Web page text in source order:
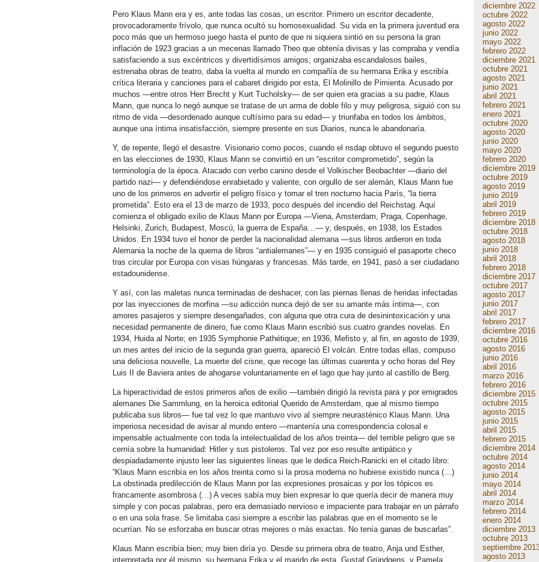
Pero Klaus Mann era y es, ante todas las cosas, un escritor. Primero un escritor decadente,
provocadoramente frívolo, que nunca ocultó su homosexualidad. Su vida en la primera juventud era
poco más que un hermoso juego hasta el punto de que ni siquiera sintió en su persona la gran
inflación de 1923 gracias a un mecenas llamado Theo que obtenía divisas y las compraba y vendía
satisfaciendo a sus excéntricos y divertidísimos amigos; organizaba escandalosos bailes,
estrenaba obras de teatro, daba la vuelta al mundo en compañía de su hermana Erika y escribía
crítica literaria y canciones para el cabaret dirigido por esta, El Molinillo de Pimienta. Acusado por
muchos —entre otros Herr Brecht y Kurt Tucholsky— de ser quien era gracias a su padre, Klaus
Mann, que nunca lo negó aunque se tratase de un arma de doble filo y muy peligrosa, siguió con su
ritmo de vida —desordenado aunque cultísimo para su edad— y triunfaba en todos los ámbitos,
aunque una íntima insatisfacción, siempre presente en sus Diarios, nunca le abandonaría.
Y, de repente, llegó el desastre. Visionario como pocos, cuando el nsdap obtuvo el segundo puesto
en las elecciones de 1930, Klaus Mann se convirtió en un “escritor comprometido”, según la
terminología de la época. Atacado con verbo canino desde el Volkischer Beobachter —diario del
partido nazi— y defendiéndose enrabietado y valiente, con orgullo de ser alemán, Klaus Mann fue
uno de los primeros en advertir el peligro físico y tomar el tren nocturno hacia París, “la tierra
prometida”. Esto era el 13 de marzo de 1933, poco después del incendio del Reichstag. Aquí
comienza el obligado exilio de Klaus Mann por Europa —Viena, Amsterdam, Praga, Copenhage,
Helsinki, Zurich, Budapest, Moscú, la guerra de España…— y, después, en 1938, los Estados
Unidos. En 1934 tuvo el honor de perder la nacionalidad alemana —sus libros ardieron en toda
Alemania la noche de la quema de libros “antialemanes”— y en 1935 consiguió el pasaporte checo
tras circular por Europa con visas húngaras y francesas. Más tarde, en 1941, pasó a ser ciudadano
estadounidense.
Y así, con las maletas nunca terminadas de deshacer, con las piernas llenas de heridas infectadas
por las inyecciones de morfina —su adicción nunca dejó de ser su amante más íntima—, con
amores pasajeros y siempre desengañados, con alguna que otra cura de desinintoxicación y una
necesidad permanente de dinero, fue como Klaus Mann escribió sus cuatro grandes novelas. En
1934, Huida al Norte; en 1935 Symphonie Pathétique; en 1936, Mefisto y, al fin, en agosto de 1939,
un mes antes del inicio de la segunda gran guerra, apareció El volcán. Entre todas ellas, compuso
una deliciosa nouvelle, La muerte del cisne, que recoge las últimas cuarenta y ocho horas del Rey
Luis II de Baviera antes de ahogarse voluntariamente en el lago que hay junto al castillo de Berg.
La hiperactividad de estos primeros años de exilio —también dirigió la revista para y por emigrados
alemanes Die Sammlung, en la heroica editorial Querido de Amsterdam, que al mismo tiempo
publicaba sus libros— fue tal vez lo que mantuvo vivo al siempre neurasténico Klaus Mann. Una
imperiosa necesidad de avisar al mundo entero —mantenía una correspondencia colosal e
impensable actualmente con toda la intelectualidad de los años treinta— del terrible peligro que se
cernía sobre la humanidad: Hitler y sus pistoleros. Tal vez por eso resulte antipático y
despiadadamente injusto leer las siguientes líneas que le dedica Reich-Ranicki en el citado libro:
“Klaus Mann escribía en los años treinta como si la prosa moderna no hubiese existido nunca (…)
La obstinada predilección de Klaus Mann por las expresiones prosaicas y por los tópicos es
francamente asombrosa (…) A veces sabía muy bien expresar lo que quería decir de manera muy
simple y con pocas palabras, pero era demasiado nervioso e impaciente para trabajar en un párrafo
o en una sola frase. Se limitaba casi siempre a escribir las palabras que en el momento se le
ocurrían. No se esforzaba en buscar otras mejores o más exactas. No tenía ganas de buscarlas”.
Klaus Mann escribía bien; muy bien diría yo. Desde su primera obra de teatro, Anja und Esther,
interpretada por él mismo, su hermana Erika y el marido de esta, Gustaf Gründgens, y Pamela
diciembre 2022
octubre 2022
agosto 2022
junio 2022
mayo 2022
febrero 2022
diciembre 2021
octubre 2021
agosto 2021
junio 2021
abril 2021
febrero 2021
enero 2021
octubre 2020
agosto 2020
junio 2020
mayo 2020
febrero 2020
diciembre 2019
octubre 2019
agosto 2019
junio 2019
abril 2019
febrero 2019
diciembre 2018
octubre 2018
agosto 2018
junio 2018
abril 2018
febrero 2018
diciembre 2017
octubre 2017
agosto 2017
junio 2017
abril 2017
febrero 2017
diciembre 2016
octubre 2016
agosto 2016
junio 2016
abril 2016
marzo 2016
febrero 2016
diciembre 2015
octubre 2015
agosto 2015
junio 2015
abril 2015
febrero 2015
diciembre 2014
octubre 2014
agosto 2014
junio 2014
mayo 2014
abril 2014
marzo 2014
febrero 2014
enero 2014
diciembre 2013
octubre 2013
septiembre
agosto 2013